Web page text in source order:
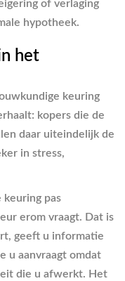
of verlaging
hypotheek.
het
keuring
kopers die de
daar uiteindelijk de
in stress,
keuring pas
erom vraagt. Dat is
geeft u informatie
u aanvraagt omdat
die u afwerkt. Het